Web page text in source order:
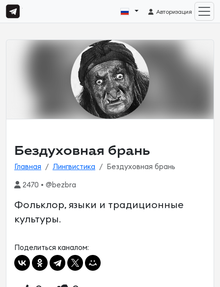
Авторизация
Бездуховная брань
Главная Лингвистика Бездуховная брань
2470 • @bezbra
Фольклор, языки и традиционные
культуры.
Поделиться каналом: